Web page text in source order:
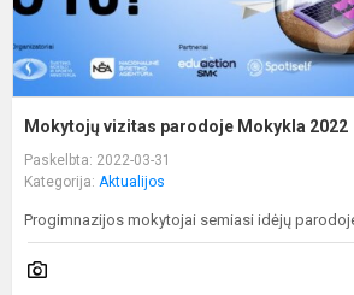
Mokytojų vizitas parodoje Mokykla 2022
Paskelbta: 2022-03-31
Kategorija: Aktualijos
Progimnazijos mokytojai semiasi idėjų